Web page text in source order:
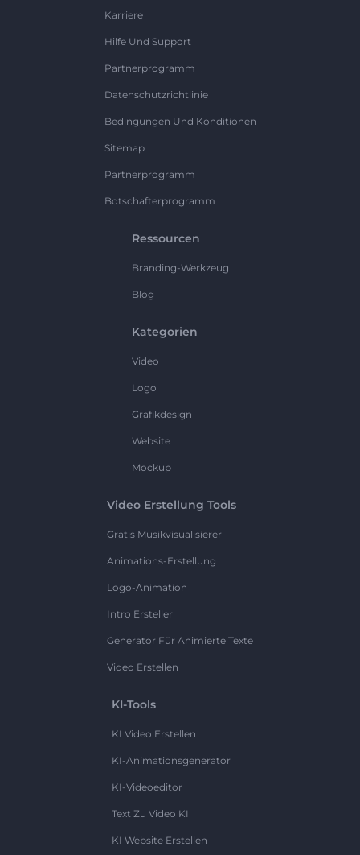
Karriere
Hilfe Und Support
Partnerprogramm
Datenschutzrichtlinie
Bedingungen Und Konditionen
Sitemap
Partnerprogramm
Botschafterprogramm
Ressourcen
Branding-Werkzeug
Blog
Kategorien
Video
Logo
Grafikdesign
Website
Mockup
Video Erstellung Tools
Gratis Musikvisualisierer
Animations-Erstellung
Logo-Animation
Intro Ersteller
Generator Für Animierte Texte
Video Erstellen
KI-Tools
KI Video Erstellen
KI-Animationsgenerator
KI-Videoeditor
Text Zu Video KI
KI Website Erstellen